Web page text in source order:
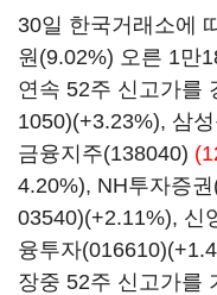
30일 한국거래소에
원(9.02%) 오른 1만
연속 52주 신고가를
1050)(+3.23%), 삼
금융지주(138040)
4.20%), NH투자증
03540)(+2.11%), 신
융투자(016610)
장중 52주 신고가를